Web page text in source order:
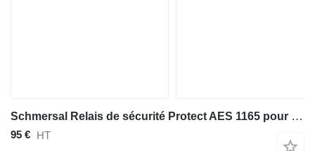
Schmersal Relais de sécurité Protect AES 1165 pour matériel industriel
95 €
HT